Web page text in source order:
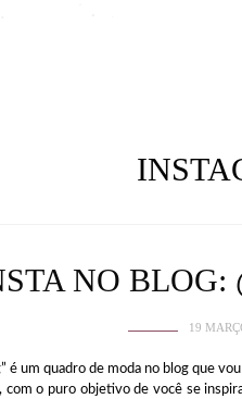
NO
19
é um quadro de moda no blog que
com o puro objetivo de você se